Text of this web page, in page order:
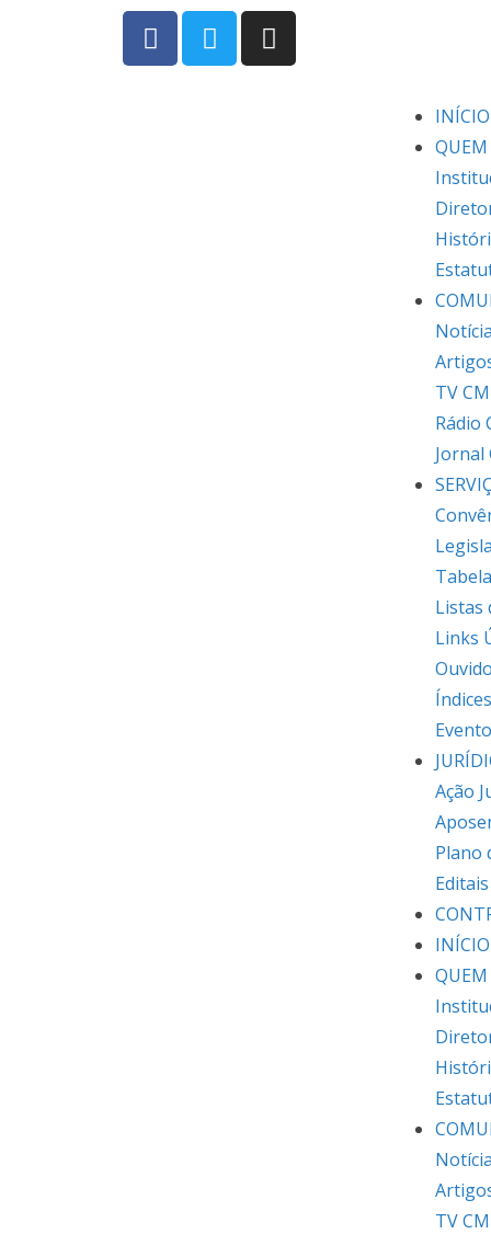
INÍCIO
QUEM
TV
Rádio
Jornal
Listas
Links
Índices
Ação
Plano
INÍCIO
QUEM
TV